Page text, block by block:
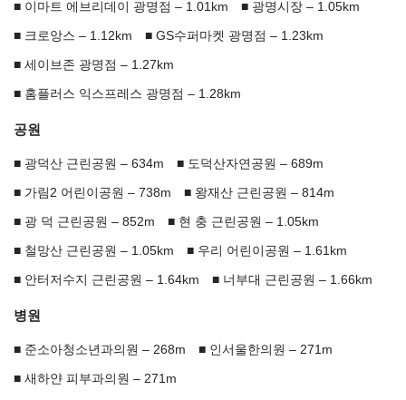
이마트 에브리데이 광명점 – 1.01km 광명시장 – 1.05km
크로앙스 – 1.12km GS수퍼마켓 광명점 – 1.23km
세이브존 광명점 – 1.27km
홈플러스 익스프레스 광명점 – 1.28km
공원
광덕산 근린공원 – 634m 도덕산자연공원 – 689m
가림2 어린이공원 – 738m 왕재산 근린공원 – 814m
광 덕 근린공원 – 852m 현 충 근린공원 – 1.05km
철망산 근린공원 – 1.05km 우리 어린이공원 – 1.61km
안터저수지 근린공원 – 1.64km 너부대 근린공원 – 1.66km
병원
준소아청소년과의원 – 268m 인서울한의원 – 271m
새하얀 피부과의원 – 271m